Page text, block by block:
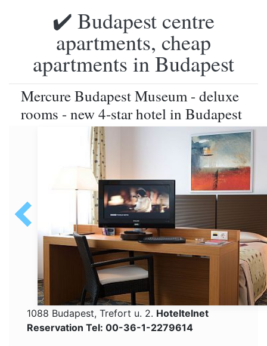
✔️ Budapest centre
apartments, cheap
apartments in Budapest
Mercure Budapest Museum - deluxe
rooms - new 4-star hotel in Budapest
1088 Budapest, Trefort u. 2. Hoteltelnet
Reservation Tel: 00-36-1-2279614